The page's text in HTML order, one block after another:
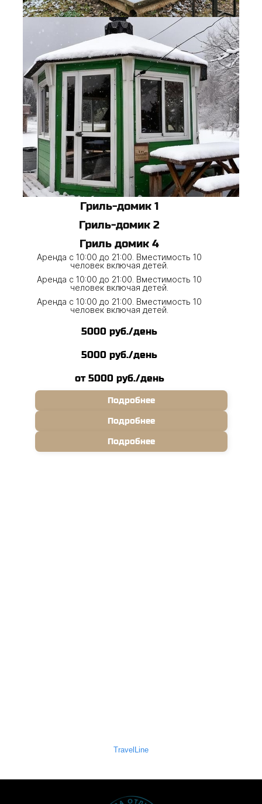
Гриль-домик 1
Гриль-домик 2
Гриль домик 4
Аренда с 10:00 до 21:00. Вместимость 10
человек включая детей.
Аренда с 10:00 до 21:00. Вместимость 10
человек включая детей.
Аренда с 10:00 до 21:00. Вместимость 10
человек включая детей.
5000 руб./день
5000 руб./день
от 5000 руб./день
Подробнее
Подробнее
Подробнее
TravelLine